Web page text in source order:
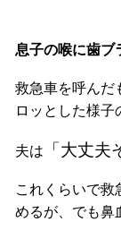
息子の喉に歯ブ
救急車を呼んだ
ロッとした様子
夫は 「大丈夫
これくらいで
めるが、でも鼻